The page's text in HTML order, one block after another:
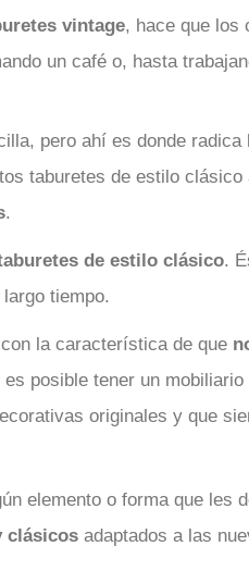
vintage, hace que los
un café o, hasta
pero ahí es donde radica
taburetes de estilo clásico
.
de estilo clásico.
tiempo.
la característica de que
posible tener un mobiliario
originales y que
elemento o forma que les
clásicosadaptados a las